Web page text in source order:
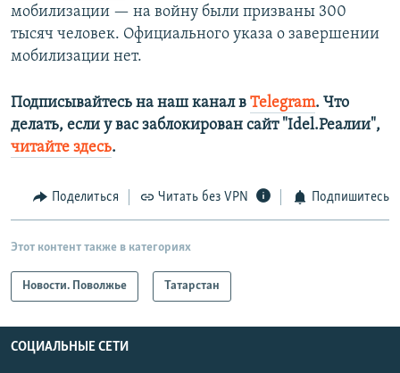
мобилизации — на войну были призваны 300
тысяч человек. Официального указа о завершении
мобилизации нет.
Подписывайтесь на наш канал в Telegram. Что
делать, если у вас заблокирован сайт "Idel.Реалии",
читайте здесь.
Поделиться Читать без VPN Подпишитесь
Этот контент также в категориях
Новости. Поволжье Татарстан
СОЦИАЛЬНЫЕ СЕТИ